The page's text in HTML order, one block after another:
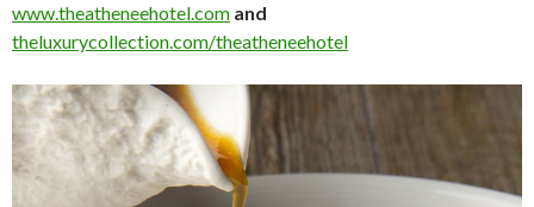
www.theatheneehotel.com and
theluxurycollection.com/theatheneehotel